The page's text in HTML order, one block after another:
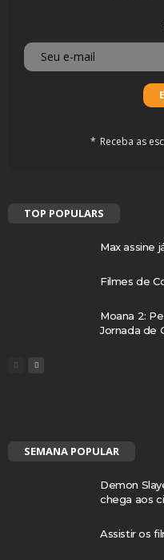
Receba as
TOP POPULARS
Max assine
Filmes de
Moana 2:
Jornada de
SEMANA POPULAR
Demon
chega aos
Assistir os